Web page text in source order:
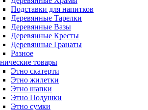
Подставки для напитков
Деревянные Тарелки
Деревянные Вазы
Деревянные Кресты
Деревянные Гранаты
Разное
товары
Этно скатерти
Этно жилетки
Этно шапки
Этно Подушки
Этно сумки